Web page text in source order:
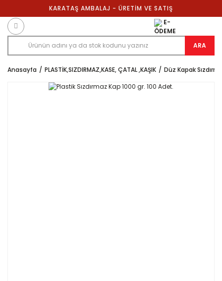
KARATAŞ AMBALAJ - ÜRETİM VE SATIŞ
ARA
E-
ÖDEME
Anasayfa PLASTİK,SIZDIRMAZ,KASE, ÇATAL ,KAŞIK Düz Kapak